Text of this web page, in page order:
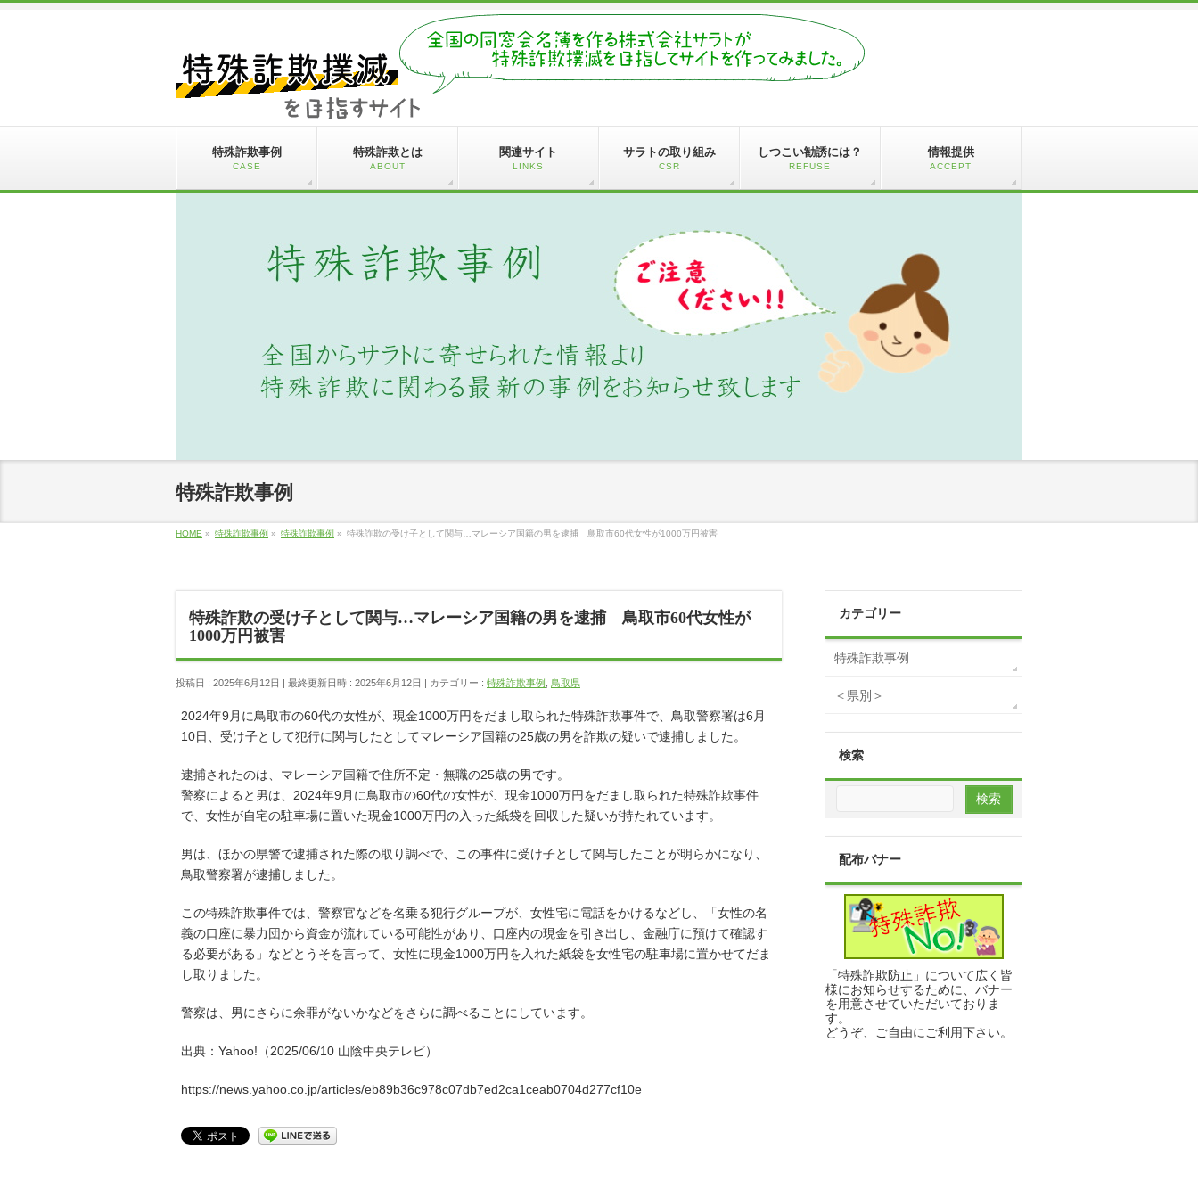
特殊詐欺事例
CASE
特殊詐欺とは
ABOUT
関連サイト
LINKS
サラトの取り組み
CSR
しつこい勧誘には？
REFUSE
情報提供
ACCEPT
特殊詐欺事例
HOME » 特殊詐欺事例 » 特殊詐欺事例 » 特殊詐欺の受け子として関与…マレーシア国籍の男を逮捕 鳥取市60代女性が1000万円被害
特殊詐欺の受け子として関与…マレーシア国籍の男を逮捕 鳥取市60代女性が
1000万円被害
投稿日 : 2025年6月12日 最終更新日時 : 2025年6月12日 カテゴリー : 特殊詐欺事例 鳥取県
2024年9月に鳥取市の60代の女性が、現金1000万円をだまし取られた特殊詐欺事件で、鳥取警察署は6月
10日、受け子として犯行に関与したとしてマレーシア国籍の25歳の男を詐欺の疑いで逮捕しました。
逮捕されたのは、マレーシア国籍で住所不定・無職の25歳の男です。
警察によると男は、2024年9月に鳥取市の60代の女性が、現金1000万円をだまし取られた特殊詐欺事件
で、女性が自宅の駐車場に置いた現金1000万円の入った紙袋を回収した疑いが持たれています。
男は、ほかの県警で逮捕された際の取り調べで、この事件に受け子として関与したことが明らかになり、
鳥取警察署が逮捕しました。
この特殊詐欺事件では、警察官などを名乗る犯行グループが、女性宅に電話をかけるなどし、「女性の名
義の口座に暴力団から資金が流れている可能性があり、口座内の現金を引き出し、金融庁に預けて確認す
る必要がある」などとうそを言って、女性に現金1000万円を入れた紙袋を女性宅の駐車場に置かせてだま
し取りました。
警察は、男にさらに余罪がないかなどをさらに調べることにしています。
出典：Yahoo!（2025/06/10 山陰中央テレビ）
https://news.yahoo.co.jp/articles/eb89b36c978c07db7ed2ca1ceab0704d277cf10e
カテゴリー
特殊詐欺事例
＜県別＞
検索
配布バナー
「特殊詐欺防止」について広く皆
様にお知らせするために、バナー
を用意させていただいておりま
す。
どうぞ、ご自由にご利用下さい。